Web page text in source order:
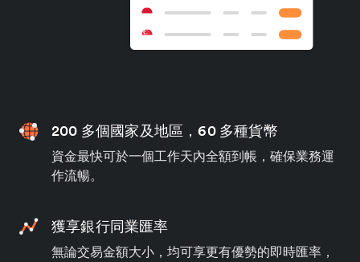
200 多個國家及地區，60 多種貨幣
資金最快可於一個工作天內全額到帳，確保業務運
作流暢。
獲享銀行同業匯率
無論交易金額大小，均可享更有優勢的即時匯率，